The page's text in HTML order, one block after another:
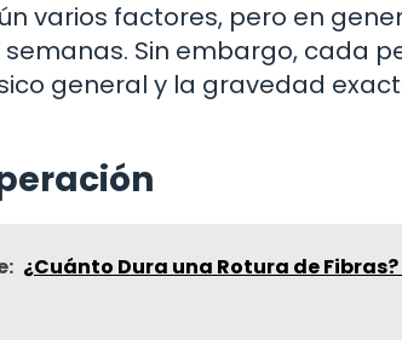
varios factores, pero en
Sin embargo, cada
general y la gravedad
¿Cuánto Dura una Rotura de